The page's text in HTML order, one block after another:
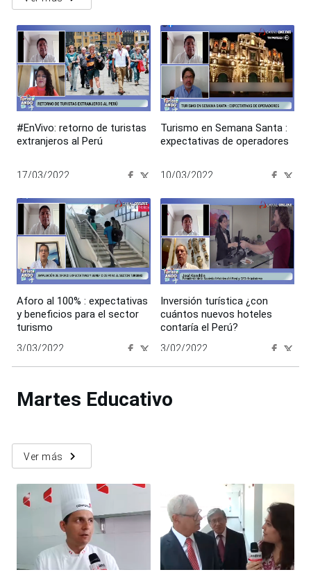
#EnVivo: retorno de turistas
extranjeros al Perú
17/03/2022
Turismo en Semana Santa :
expectativas de operadores
10/03/2022
Aforo al 100% : expectativas
y beneficios para el sector
turismo
3/03/2022
Inversión turística ¿con
cuántos nuevos hoteles
contaría el Perú?
3/02/2022
Martes Educativo
navigate_next
Ver más